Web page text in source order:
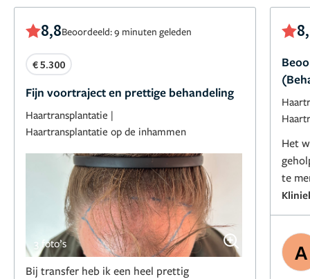
8,8Beoordeeld: 9 minuten geleden
€ 5.300
Fijn voortraject en prettige behandeling
Haartransplantatie |
Haartransplantatie op de inhammen
3 foto’s
Bij transfer heb ik een heel prettig
Het
te
A